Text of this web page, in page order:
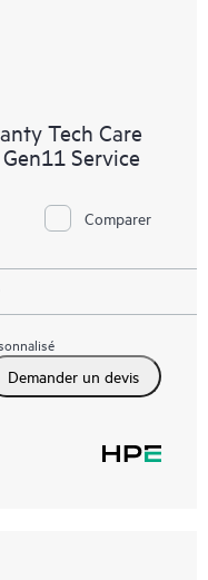
Tech Care
Service
Comparer
Demander un devis